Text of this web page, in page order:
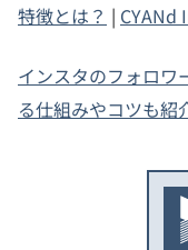
特徴とは？ | CYANd
インスタのフォロワ
る仕組みやコツも紹